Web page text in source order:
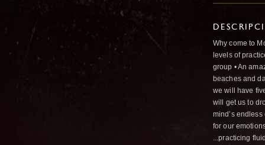
Why come to
levels of
group • An
beaches and
we will have
will get us to
mind’s
for our
...practicing